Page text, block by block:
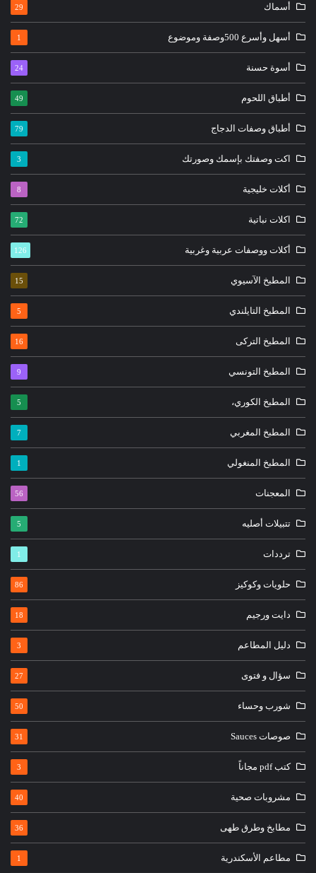
أسماك 29
أسهل وأسرع 500وصفة وموضوع 1
أسوة حسنة 24
أطباق اللحوم 49
أطباق وصفات الدجاج 79
اكت وصفتك بإسمك وصورتك 3
أكلات خليجية 8
اكلات نباتية 72
أكلات ووصفات عربية وغربية 126
المطبخ الآسيوي 15
المطبخ التايلندي 5
المطبخ التركى 16
المطبخ التونسي 9
المطبخ الكوري، 5
المطبخ المغربي 7
المطبخ المنغولي 1
المعجنات 56
تتبيلات أصليه 5
ترددات 1
حلويات وكوكيز 86
دايت ورجيم 18
دليل المطاعم 3
سؤال و فتوى 27
شورب وحساء 50
صوصات Sauces 31
كتب pdf مجاناً 3
مشروبات صحية 40
مطابخ وطرق طهى 36
مطاعم الأسكندرية 1